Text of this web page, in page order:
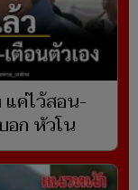
ค่ไว้สอน-
อก หัวโน